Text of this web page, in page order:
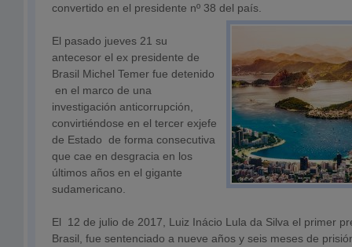
convertido en el presidente nº 38 del país.
El pasado jueves 21 su
antecesor el ex presidente de
Brasil Michel Temer fue detenido
en el marco de una
investigación anticorrupción,
convirtiéndose en el tercer exjefe
de Estado de forma consecutiva
que cae en desgracia en los
últimos años en el gigante
sudamericano.
El 12 de julio de 2017, Luiz Inácio Lula da Silva el primer
Brasil, fue sentenciado a nueve años y seis meses de